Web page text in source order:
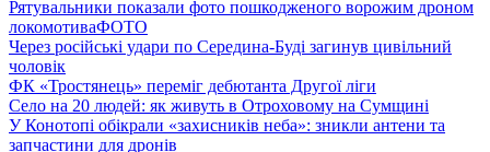
Рятувальники показали фото пошкодженого ворожим дроном
локомотиваФОТО
Через російські удари по Середина-Буді загинув цивільний
чоловік
ФК «Тростянець» переміг дебютанта Другої ліги
Село на 20 людей: як живуть в Отроховому на Сумщині
У Конотопі обікрали «захисників неба»: зникли антени та
запчастини для дронів